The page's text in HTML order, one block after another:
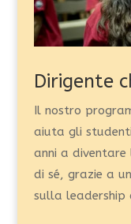
Dirigente
Il nostro
aiuta gli
anni a
di sé, grazie a
sulla leadership